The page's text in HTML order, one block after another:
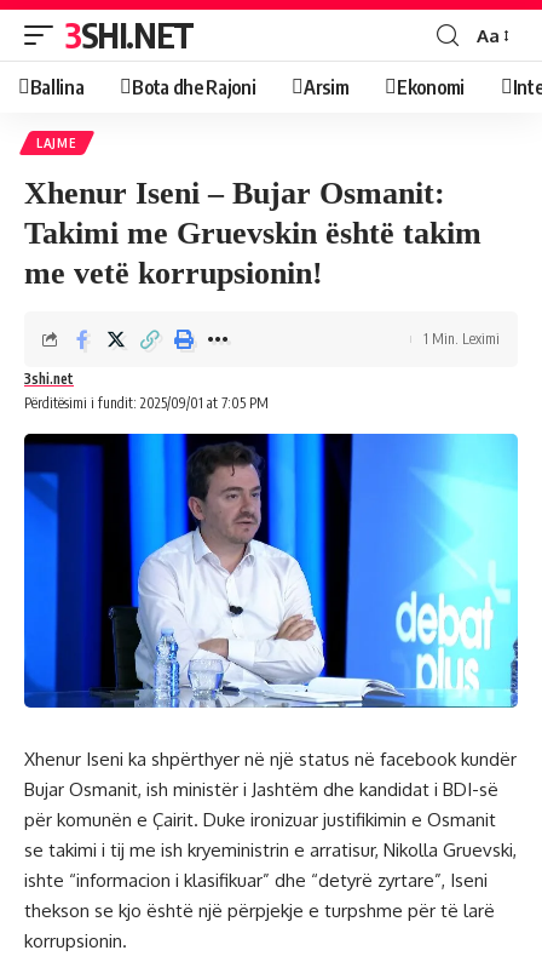
3SHI.NET Aa
Ballina Bota dhe Rajoni Arsim Ekonomi
LAJME
Xhenur Iseni – Bujar Osmanit:
Takimi me Gruevskin është takim
me vetë korrupsionin!
Përditësimi i fundit: 2025/09/01 at 7:05 PM
3shi.net
1 Min. Leximi
Xhenur Iseni ka shpërthyer në një status në facebook kundër
Bujar Osmanit, ish ministër i Jashtëm dhe kandidat i BDI-së
për komunën e Çairit. Duke ironizuar justifikimin e Osmanit
se takimi i tij me ish kryeministrin e arratisur, Nikolla Gruevski,
ishte “informacion i klasifikuar” dhe “detyrë zyrtare”, Iseni
thekson se kjo është një përpjekje e turpshme për të larë
korrupsionin.